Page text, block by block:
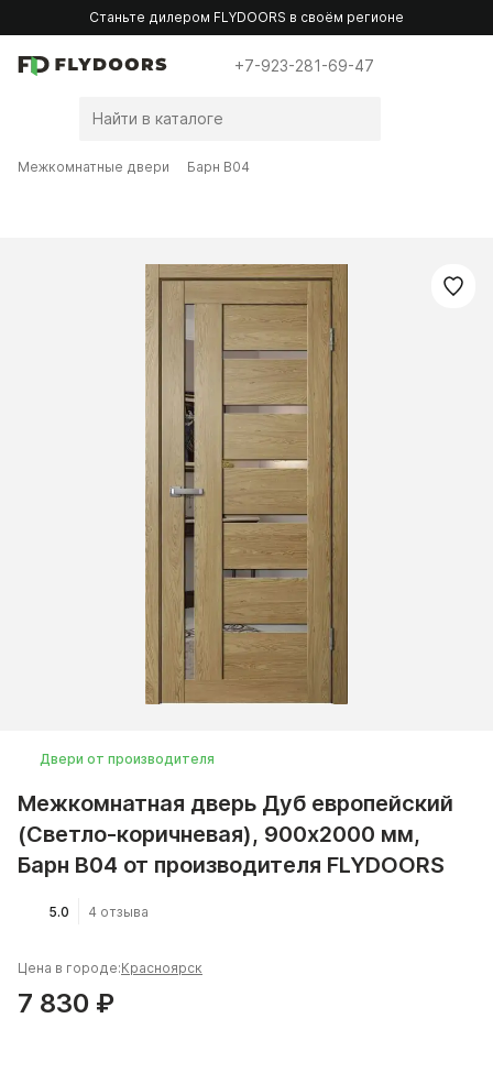
Станьте дилером FLYDOORS в своём регионе
+7-923-281-69-47
Межкомнатные двери Барн B04
Двери от производителя
Межкомнатная дверь Дуб европейский
(Светло-коричневая), 900x2000 мм,
Барн B04 от производителя FLYDOORS
5.0 4 отзыва
Цена в городе:Красноярск
7 830 ₽